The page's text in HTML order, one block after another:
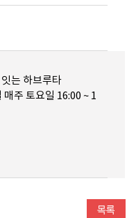
는 하브루타
주 토요일 16:00 ~ 1